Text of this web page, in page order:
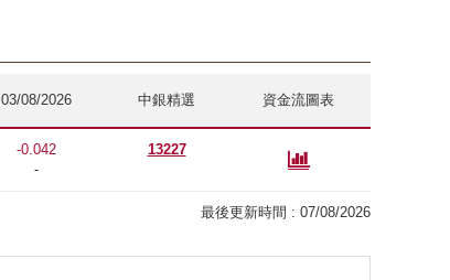
03/08/2026 中銀精選 資金流圖表
-0.042
-
13227

最後更新時間 : 07/08/2026